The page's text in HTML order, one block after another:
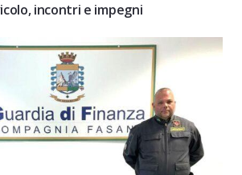
incontri e impegni